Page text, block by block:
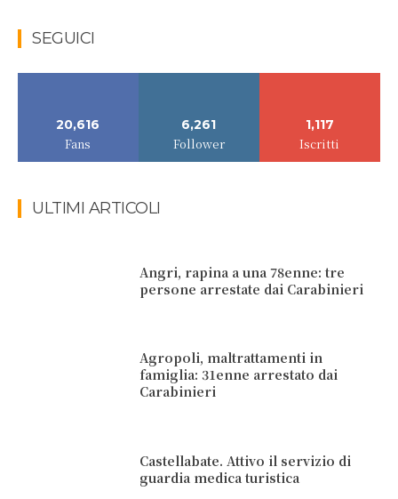
SEGUICI
20,616
Fans
6,261
Follower
1,117
Iscritti
ULTIMI ARTICOLI
Angri, rapina a una 78enne: tre
persone arrestate dai Carabinieri
Agropoli, maltrattamenti in
famiglia: 31enne arrestato dai
Carabinieri
Castellabate. Attivo il servizio di
guardia medica turistica